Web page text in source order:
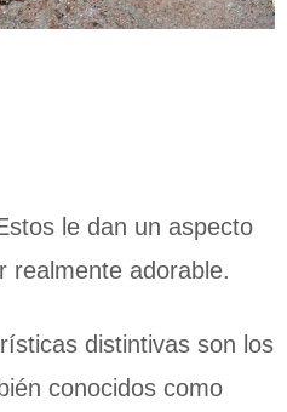
le dan un aspecto
realmente adorable.
distintivas son los
conocidos como